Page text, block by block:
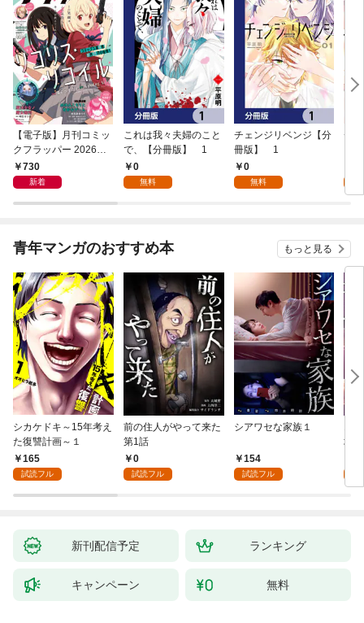
【電子版】月刊コミッ
クフラッパー 2026年9
月号730
新着
これは我々夫婦のこと
で、【分冊版】 1
0
無料
チェンジリベンジ【分
冊版】 1
0
無料
チ
青年マンガのおすすめ本 もっと見る
シカケドキ～15年考え
た復讐計画～１
165
試読フル
前の住人がやって来た
第1話
0
試読フル
シアワセな家族１
154
試読フル
地
新刊配信予定 ランキング
キャンペーン 無料